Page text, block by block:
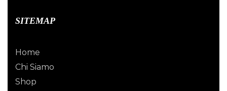
SITEMAP
Home
Chi Siamo
Shop